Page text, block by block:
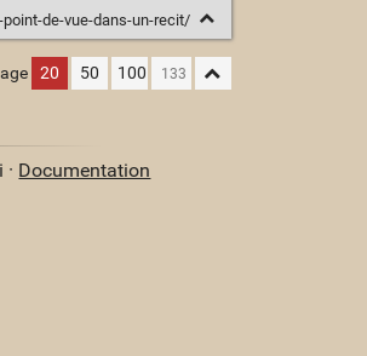
de-vue-dans-un-recit/
20 50 100
Documentation